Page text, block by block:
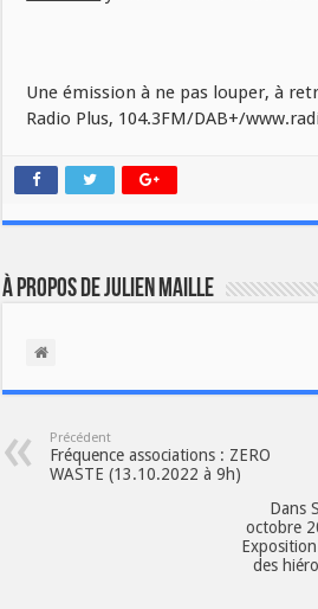
Une émission à ne pas louper, à
Radio Plus, 104.3FM/DAB+/
À propos de Julien Maille
Précédent
Fréquence associations : ZERO
WASTE (13.10.2022 à 9h)
Dans
octobre
des